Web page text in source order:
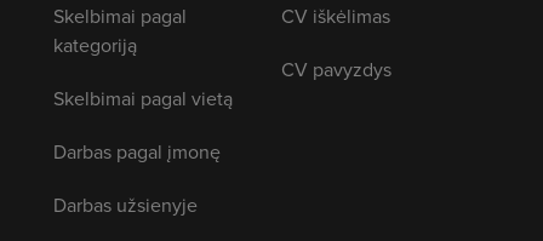
Skelbimai pagal
kategoriją
Skelbimai pagal vietą
Darbas pagal įmonę
Darbas užsienyje
CV iškėlimas
CV pavyzdys